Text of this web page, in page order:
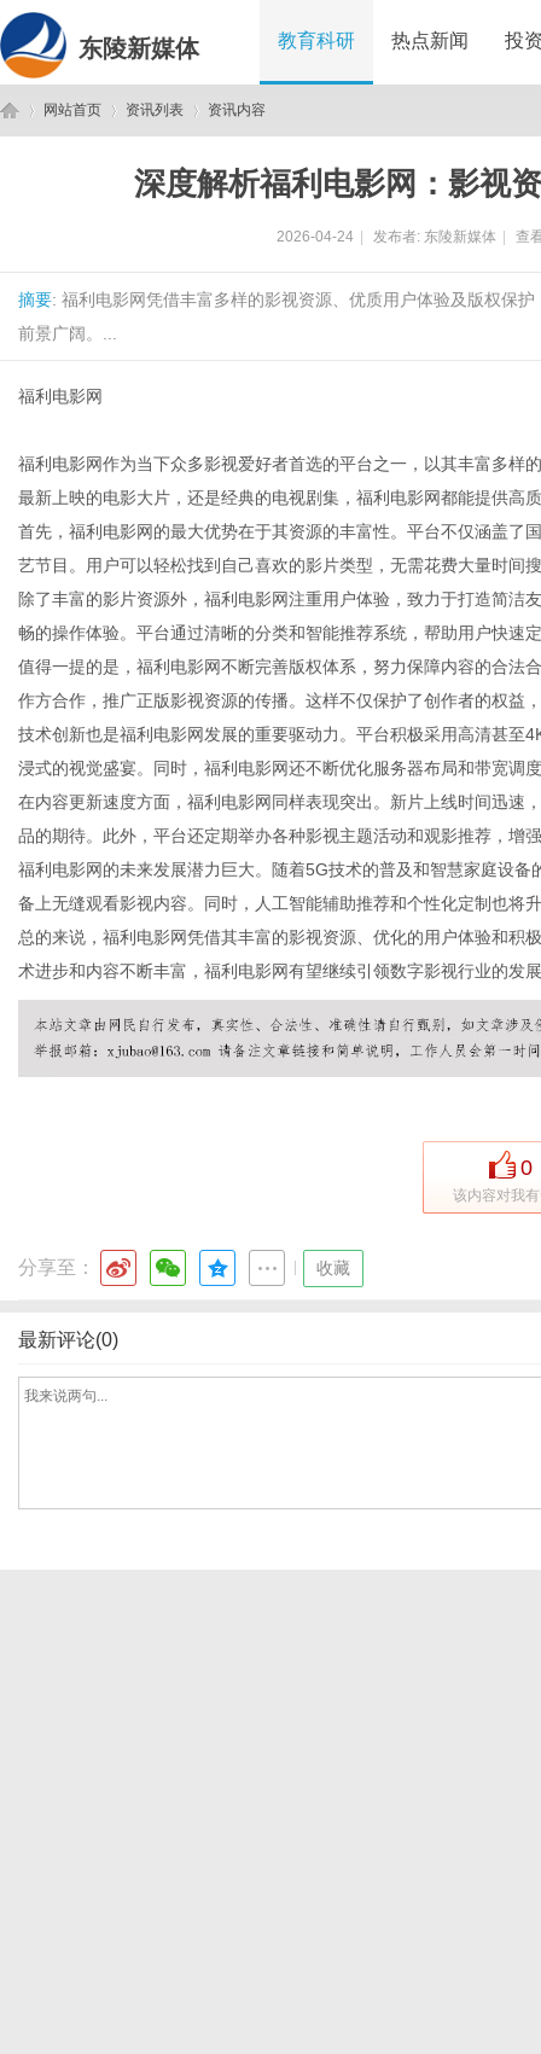
东陵新媒体 教育科研 热点新闻 投
网站首页 资讯列表 资讯内容
深度解析福利电影网：影视
2026-04-24 发布者: 东陵新媒体 查
摘要: 福利电影网凭借丰富多样的影视资源、优质用户体验及版权保
前景广阔。...
福利电影网
福利电影网作为当下众多影视爱好者首选的平台之一，以其丰富多样
最新上映的电影大片，还是经典的电视剧集，福利电影网都能提供高
首先，福利电影网的最大优势在于其资源的丰富性。平台不仅涵盖了
艺节目。用户可以轻松找到自己喜欢的影片类型，无需花费大量时间
除了丰富的影片资源外，福利电影网注重用户体验，致力于打造简洁
畅的操作体验。平台通过清晰的分类和智能推荐系统，帮助用户快速
值得一提的是，福利电影网不断完善版权体系，努力保障内容的合法
作方合作，推广正版影视资源的传播。这样不仅保护了创作者的权益
技术创新也是福利电影网发展的重要驱动力。平台积极采用高清甚至
浸式的视觉盛宴。同时，福利电影网还不断优化服务器布局和带宽调
在内容更新速度方面，福利电影网同样表现突出。新片上线时间迅速
品的期待。此外，平台还定期举办各种影视主题活动和观影推荐，增
福利电影网的未来发展潜力巨大。随着5G技术的普及和智慧家庭设
备上无缝观看影视内容。同时，人工智能辅助推荐和个性化定制也将
总的来说，福利电影网凭借其丰富的影视资源、优化的用户体验和积
术进步和内容不断丰富，福利电影网有望继续引领数字影视行业的发
0
该内容对我
分享至： 收藏
最新评论(0)